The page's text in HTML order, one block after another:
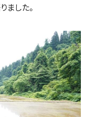
ました。